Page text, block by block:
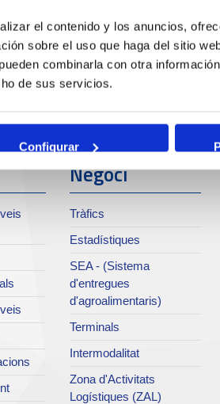
el contenido y los anuncios,
sobre el uso que haga del sitio
combinarla con otra
de sus servicios.
Configurar
& Project cargo Containers
Negoci
Tràfics
Estadístiques
SEA - (Sistema
d'entregues
d'agroalimentaris)
Terminals
Intermodalitat
Zona d'Activitats
Logístiques (ZAL)